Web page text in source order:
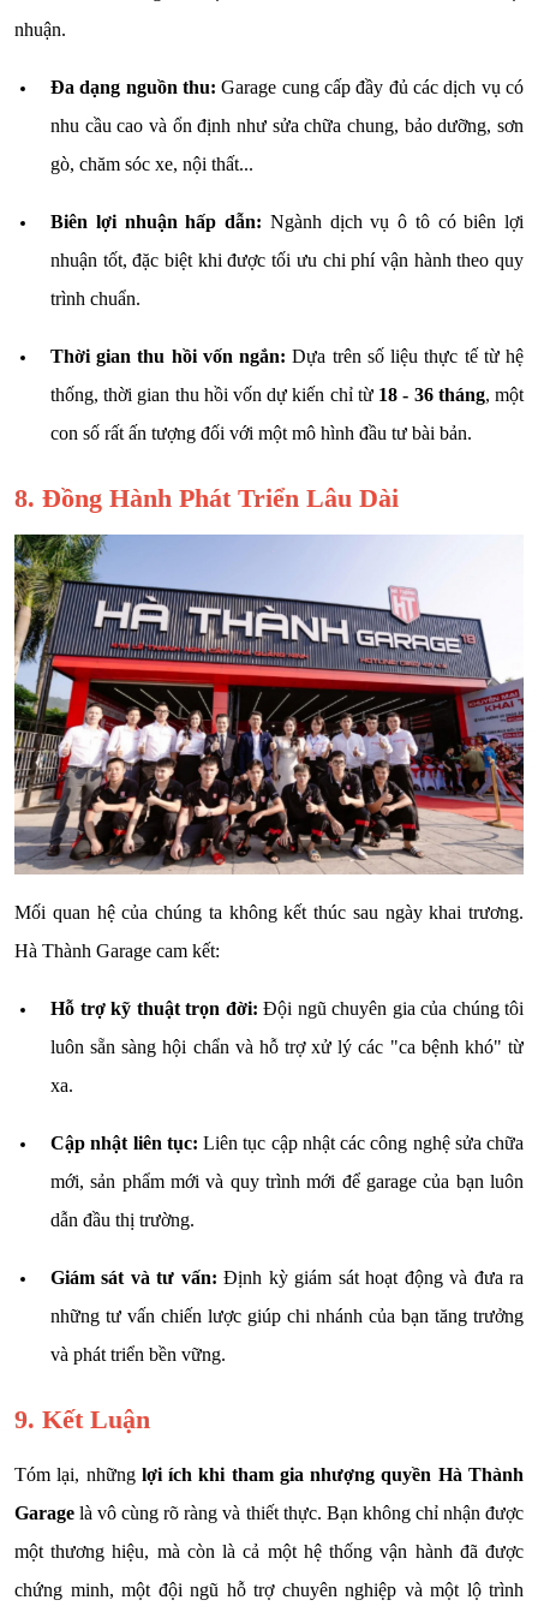
nhuận.
Đa dạng nguồn thu: Garage cung cấp đầy đủ các dịch vụ có
nhu cầu cao và ổn định như sửa chữa chung, bảo dưỡng, sơn
gò, chăm sóc xe, nội thất...
Biên lợi nhuận hấp dẫn: Ngành dịch vụ ô tô có biên lợi
nhuận tốt, đặc biệt khi được tối ưu chi phí vận hành theo quy
trình chuẩn.
Thời gian thu hồi vốn ngắn: Dựa trên số liệu thực tế từ hệ
thống, thời gian thu hồi vốn dự kiến chỉ từ 18 - 36 tháng, một
con số rất ấn tượng đối với một mô hình đầu tư bài bản.
8. Đồng Hành Phát Triển Lâu Dài
Mối quan hệ của chúng ta không kết thúc sau ngày khai trương.
Hà Thành Garage cam kết:
Hỗ trợ kỹ thuật trọn đời: Đội ngũ chuyên gia của chúng tôi
luôn sẵn sàng hội chẩn và hỗ trợ xử lý các "ca bệnh khó" từ
xa.
Cập nhật liên tục: Liên tục cập nhật các công nghệ sửa chữa
mới, sản phẩm mới và quy trình mới để garage của bạn luôn
dẫn đầu thị trường.
Giám sát và tư vấn: Định kỳ giám sát hoạt động và đưa ra
những tư vấn chiến lược giúp chi nhánh của bạn tăng trưởng
và phát triển bền vững.
9. Kết Luận
Tóm lại, những lợi ích khi tham gia nhượng quyền Hà Thành
Garage là vô cùng rõ ràng và thiết thực. Bạn không chỉ nhận được
một thương hiệu, mà còn là cả một hệ thống vận hành đã được
chứng minh, một đội ngũ hỗ trợ chuyên nghiệp và một lộ trình